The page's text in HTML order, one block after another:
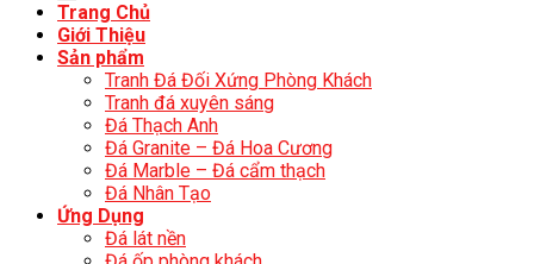
Trang Chủ
Giới Thiệu
Sản phẩm
Tranh Đá Đối Xứng Phòng Khách
Tranh đá xuyên sáng
Đá Thạch Anh
Đá Granite – Đá Hoa Cương
Đá Marble – Đá cẩm thạch
Đá Nhân Tạo
Ứng Dụng
Đá lát nền